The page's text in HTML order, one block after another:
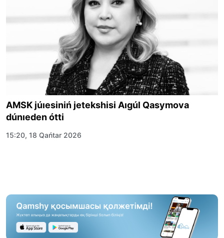
AMSK júıesiniń jetekshisi Aıgúl Qasymova
dúnıeden ótti
15:20, 18 Qańtar 2026